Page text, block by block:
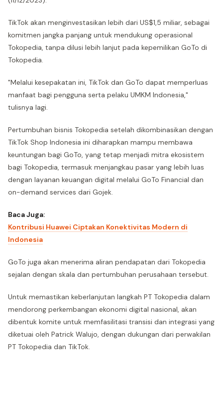
TikTok akan menginvestasikan lebih dari US$1,5 miliar, sebagai
komitmen jangka panjang untuk mendukung operasional
Tokopedia, tanpa dilusi lebih lanjut pada kepemilikan GoTo di
Tokopedia.
"Melalui kesepakatan ini, TikTok dan GoTo dapat memperluas
manfaat bagi pengguna serta pelaku UMKM Indonesia,"
tulisnya lagi.
Pertumbuhan bisnis Tokopedia setelah dikombinasikan dengan
TikTok Shop Indonesia ini diharapkan mampu membawa
keuntungan bagi GoTo, yang tetap menjadi mitra ekosistem
bagi Tokopedia, termasuk menjangkau pasar yang lebih luas
dengan layanan keuangan digital melalui GoTo Financial dan
on-demand services dari Gojek.
Baca Juga:
Kontribusi Huawei Ciptakan Konektivitas Modern di
Indonesia
GoTo juga akan menerima aliran pendapatan dari Tokopedia
sejalan dengan skala dan pertumbuhan perusahaan tersebut.
Untuk memastikan keberlanjutan langkah PT Tokopedia dalam
mendorong perkembangan ekonomi digital nasional, akan
dibentuk komite untuk memfasilitasi transisi dan integrasi yang
diketuai oleh Patrick Walujo, dengan dukungan dari perwakilan
PT Tokopedia dan TikTok.